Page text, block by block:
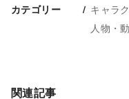
カテゴリー
キャラ
人物・
関連記事